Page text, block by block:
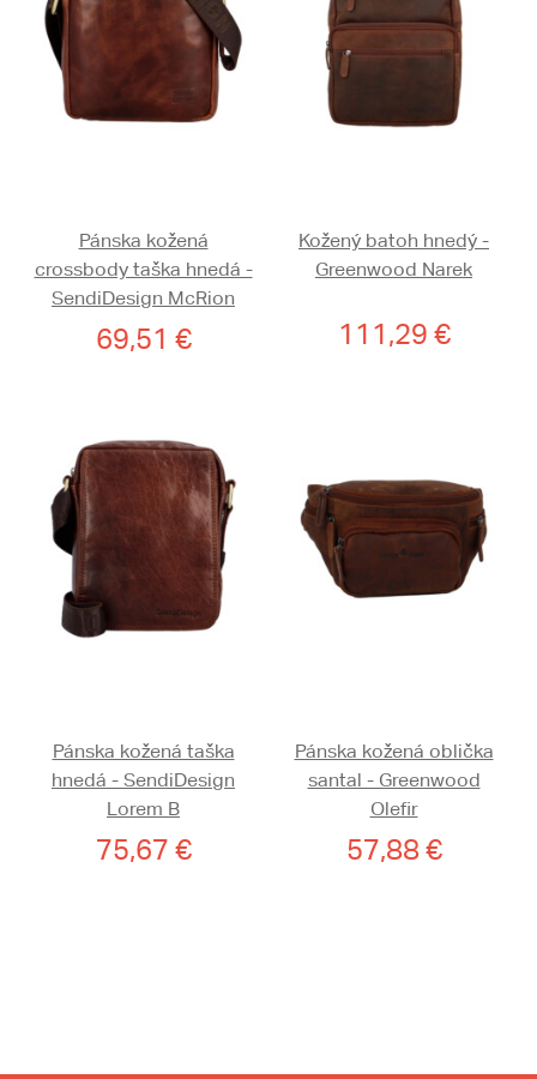
Pánska kožená
crossbody taška hnedá -
SendiDesign McRion
69,51 €
Kožený batoh hnedý -
Greenwood Narek
111,29 €
Pánska kožená taška
hnedá - SendiDesign
Lorem B
75,67 €
Pánska kožená oblička
santal - Greenwood
Olefir
57,88 €